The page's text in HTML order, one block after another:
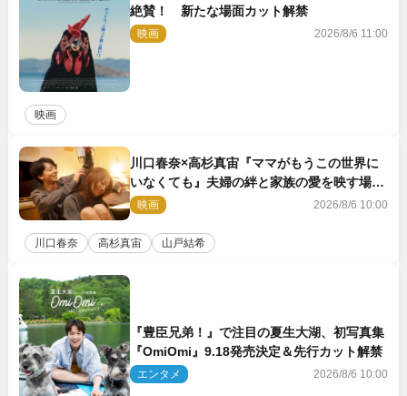
絶賛！ 新たな場面カット解禁
映画 2026/8/6 11:00
映画
川口春奈×高杉真宙『ママがもうこの世界に
いなくても』夫婦の絆と家族の愛を映す場面
写真公開
映画 2026/8/6 10:00
川口春奈 高杉真宙 山戸結希
『豊臣兄弟！』で注目の夏生大湖、初写真集
『OmiOmi』9.18発売決定＆先行カット解禁
エンタメ 2026/8/6 10:00